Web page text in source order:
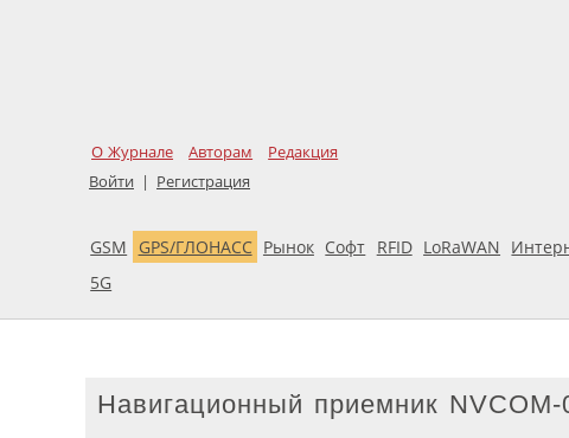
О Журнале Авторам
Редакция
Войти | Регистрация
GSM GPS/ГЛОНАСС Рынок Софт RFID LoRaWAN
5G
Навигационный приемник